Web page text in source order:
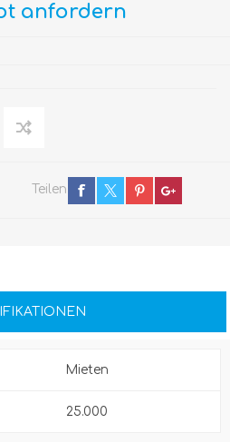
anfordern
Teilen
Mieten
25.000